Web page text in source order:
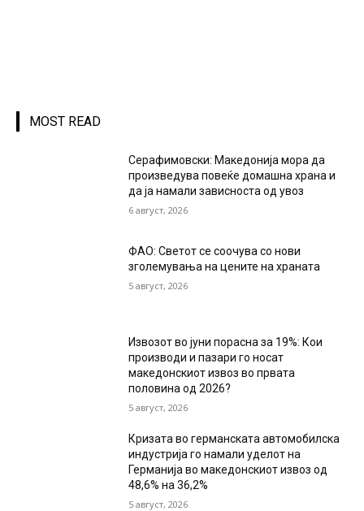
MOST READ
Серафимовски: Македонија мора да
произведува повеќе домашна храна и
да ја намали зависноста од увоз
6 август, 2026
ФАО: Светот се соочува со нови
зголемувања на цените на храната
5 август, 2026
Извозот во јуни порасна за 19%: Кои
производи и пазари го носат
македонскиот извоз во првата
половина од 2026?
5 август, 2026
Кризата во германската автомобилска
индустрија го намали уделот на
Германија во македонскиот извоз од
48,6% на 36,2%
5 август, 2026